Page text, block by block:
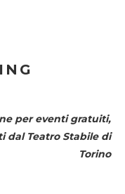
per eventi gratuiti,
dal Teatro Stabile di
Torino